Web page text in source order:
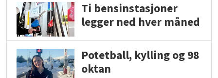
Ti bensinstasjoner
legger ned hver måned
Potetball, kylling og 98
oktan